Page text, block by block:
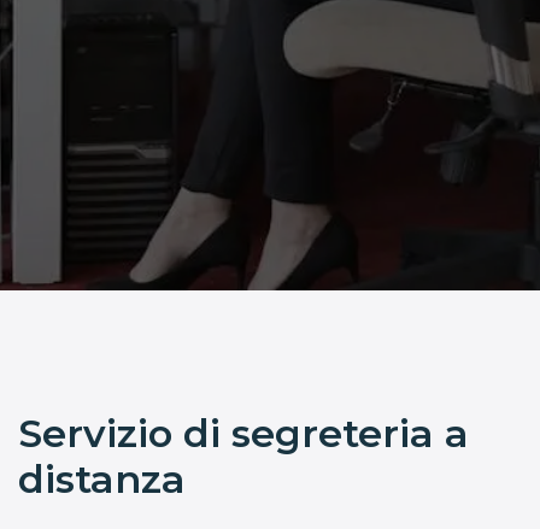
Servizio di segreteria a
distanza